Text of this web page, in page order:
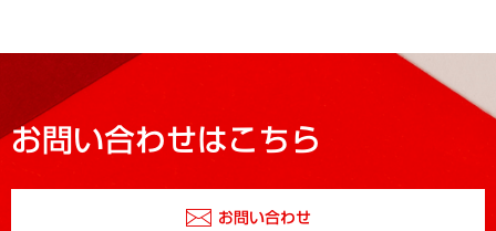
お問い合わせはこちら
お問い合わせ